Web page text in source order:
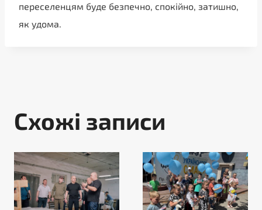
переселенцям буде безпечно, спокійно, затишно,
як удома.
Схожі записи